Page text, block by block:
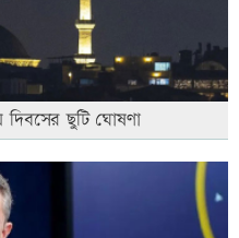
দিবসের ছুটি ঘোষণা